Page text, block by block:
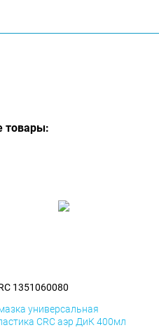
товары:
1351060080
универсальная
CRC аэр ДиК 400мл